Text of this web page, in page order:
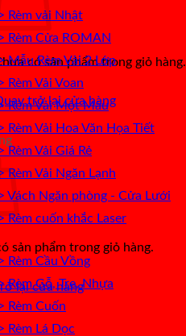
có sản phẩm trong giỏ hàng.
trở lại cửa hàng
sản phẩm trong giỏ hàng.
lại cửa hàng
Rèm vải Nhật
Rèm Cửa ROMAN
Mẫu Rèm Vải 2 Lớp
Rèm Vải Voan
Rèm Vải Một Màu
Rèm Vải Hoa Văn Họa Tiết
Rèm Vải Giá Rẻ
Rèm Vải Ngăn Lạnh
Vách Ngăn phòng - Cửa Lưới
Rèm cuốn khắc Laser
Rèm Cầu Vồng
Rèm Gỗ, Tre, Nhựa
Rèm Cuốn
Rèm Lá Dọc